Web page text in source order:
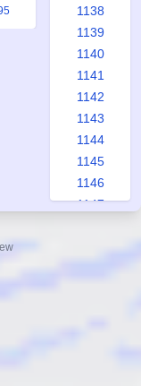
1138
1139
1140
1141
1142
1143
1144
1145
1146
1147